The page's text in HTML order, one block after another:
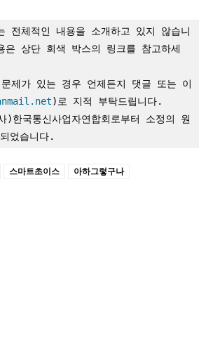
전체적인 내용을 소개하고 있지 않습니
은 상단 회색 박스의 링크를 참고하세
제가 있는 경우 언제든지 댓글 또는 이
)로 지적 부탁드립니다.
한국통신사업자연합회로부터 소정의 원
었습니다.
스마트초이스 아하그렇구나